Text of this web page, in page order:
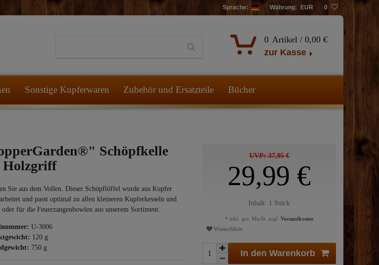
Sprache: Währung: EUR 0
0 Artikel / 0,00 €
zur Kasse
Sonstige Kupferwaren Zubehör und Ersatzteile Bücher
Schöpfkelle
Sie aus dem Vollen. Dieser Schöpflöffel wurde aus Kupfer
und passt optimal zu allen kleineren Kupferkesseln und
für die Feuerzangenbowlen aus unserem Sortiment.
U-3006
120 g
750 g
UVP: 37,95 €
29,99 €
Inhalt: 1 Stück
* inkl. ges. MwSt. zzgl. Versandkosten
Wunschliste
In den Warenkorb